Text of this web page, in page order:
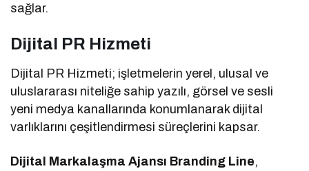
sağlar.
Dijital PR Hizmeti
Dijital PR Hizmeti; işletmelerin yerel, ulusal ve
uluslararası niteliğe sahip yazılı, görsel ve sesli
yeni medya kanallarında konumlanarak dijital
varlıklarını çeşitlendirmesi süreçlerini kapsar.
Dijital Markalaşma Ajansı Branding Line,